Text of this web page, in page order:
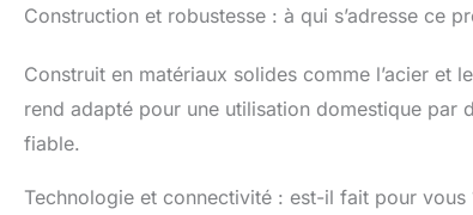
Construction et robustesse : à qui s’adresse ce
Construit en matériaux solides comme l’acier et
rend adapté pour une utilisation domestique par
fiable.
Technologie et connectivité : est-il fait pour vous